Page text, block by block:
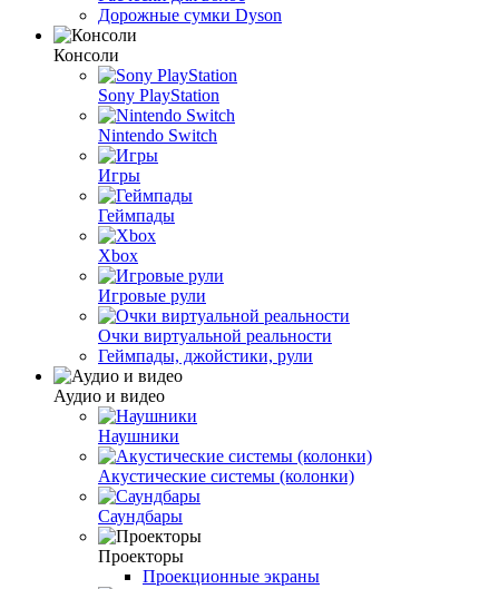
Дорожные сумки Dyson
Консоли
Sony PlayStation
Nintendo Switch
Игры
Геймпады
Xbox
Игровые рули
Очки виртуальной реальности
Геймпады, джойстики, рули
Аудио и видео
Наушники
Акустические системы (колонки)
Саундбары
Проекторы
Проекционные экраны